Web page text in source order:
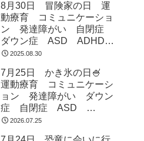
8月30日 冒険家の日 運
動療育 コミュニケーショ
ン 発達障がい 自閉症
ダウン症 ASD ADHD
放課後等デイサービス 児
ばみらい市 坂東市 守谷
市
2025.08.30
7月25日 かき氷の日🍧
運動療育 コミュニケーシ
ョン 発達障がい ダウン
症 自閉症 ASD
ADHD 児童発達支援 放
2026.07.25